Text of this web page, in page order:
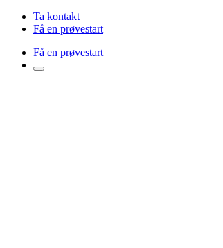
Ta kontakt
Få en prøvestart
Få en prøvestart